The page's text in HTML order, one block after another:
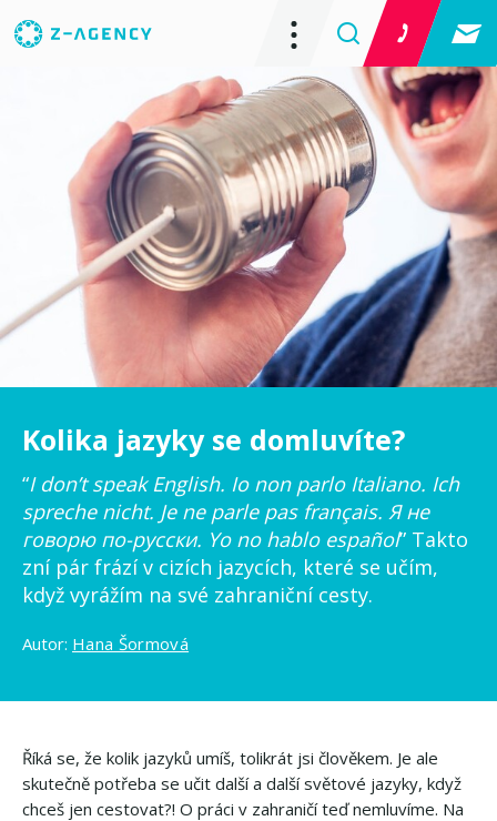
Kolika jazyky se domluvíte?
“I don’t speak English. Io non parlo Italiano. Ich
spreche nicht. Je ne parle pas français. Я не
говорю по-русски. Yo no hablo español” Takto
zní pár frází v cizích jazycích, které se učím,
když vyrážím na své zahraniční cesty.
Autor: Hana Šormová
Říká se, že kolik jazyků umíš, tolikrát jsi člověkem. Je ale
skutečně potřeba se učit další a další světové jazyky, když
chceš jen cestovat?! O práci v zahraničí teď nemluvíme. Na